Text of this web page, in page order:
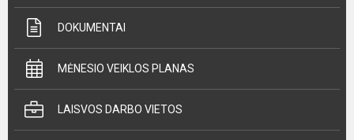
DOKUMENTAI
MĖNESIO VEIKLOS PLANAS
LAISVOS DARBO VIETOS